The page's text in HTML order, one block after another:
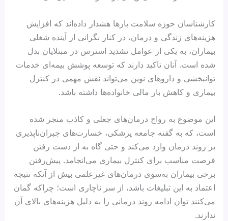
کارشناسان حوزه سلامت بارها هشدار داده‌اند که افزایش
هزینه‌های زندگی و درمان، در کنار نگرانی از آینده شغلی
بیماران، به یکی از عوامل تشدید استرس در مبتلایان بدل
شده است. آنان تاکید دارند که توسعه پوشش بیمه‌ای خدمات
توانبخشی و داروهای نوین می‌تواند نقش مهمی در کنترل
بیماری و کاهش بار مالی خانواده‌ها داشته باشد.
این موضوع به رواج درمان‌های جعلی و کاذب منجر شده
است، که به گفته جامعه پزشکی، خسارت‌های جبران‌ناپذیری
بر روند درمان وارد می‌کند و حتی گاه به از دست رفتن
فرصت مناسب برای کنترل بیماری می‌انجامد. پیش‌رفتن
برخی بیماران به‌سوی درمان‌های غیرعلمی بیش از آنکه نتیجه
اعتماد به این تبلیغات باشد، از سر ناچاری است؛ چراکه گمان
می‌کنند توان ادامه روند درمانی را به دلیل هزینه‌های بالای آن
ندارند.